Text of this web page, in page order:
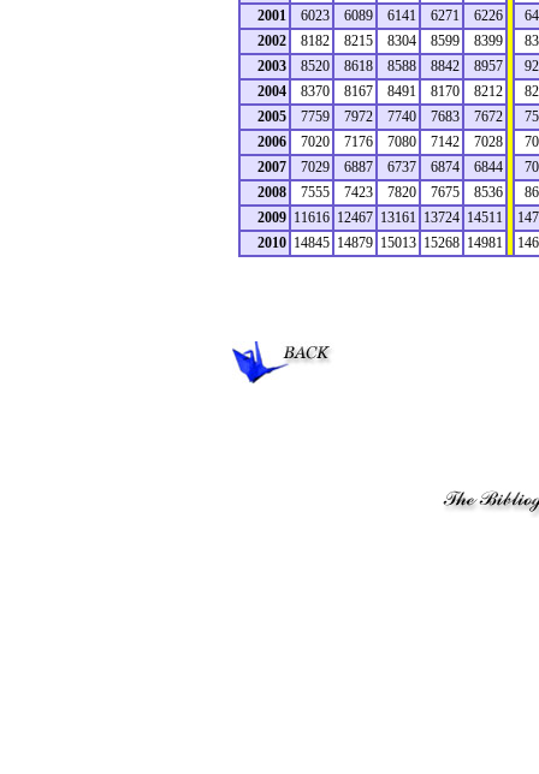
2001
6023 6089 6141 6271 6226
2002
8182 8215 8304 8599 8399
2003
8520 8618 8588 8842 8957
2004
8370 8167 8491 8170 8212
2005
7759 7972 7740 7683 7672
2006
7020 7176 7080 7142 7028
2007
7029 6887 6737 6874 6844
2008
7555 7423 7820 7675 8536
2009 11616 12467 13161 13724 14511
2010 14845 14879 15013 15268 14981